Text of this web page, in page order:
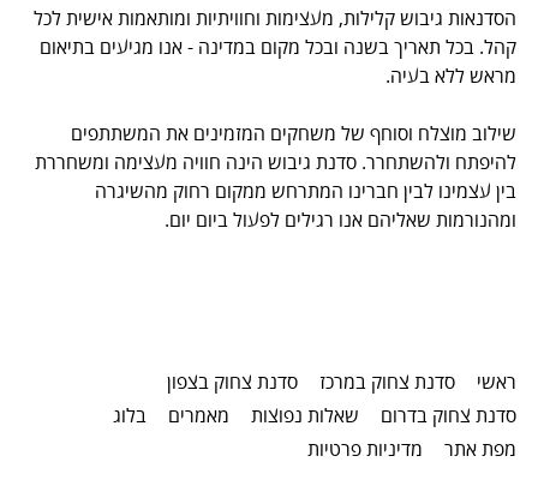
הסדנאות גיבוש קלילות, מעצימות וחוויתיות ומותאמות אישית לכל
קהל. בכל תאריך בשנה ובכל מקום במדינה - אנו מגיעים בתיאום
מראש ללא בעיה.
שילוב מוצלח וסוחף של משחקים המזמינים את המשתתפים
להיפתח ולהשתחרר. סדנת גיבוש הינה חוויה מעצימה ומשחררת
בין עצמינו לבין חברינו המתרחש ממקום רחוק מהשיגרה
ומהנורמות שאליהם אנו רגילים לפעול ביום יום.
ראשי סדנת צחוק במרכז
סדנת צחוק בצפון
סדנת צחוק בדרום
שאלות נפוצות מאמרים
בלוג
מפת אתר
מדיניות פרטיות